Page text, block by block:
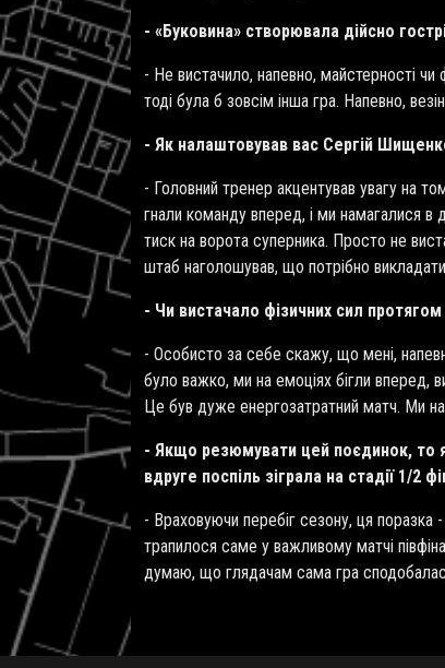
- «Буковина» створювала дійсно
- Не вистачило, напевно, майстерності
тоді була б зовсім інша гра. Напевно,
- Як налаштовував вас Сергій
- Головний тренер акцентував увагу на
гнали команду вперед, і ми намагалися
тиск на ворота суперника. Просто не
штаб наголошував, що потрібно
- Чи вистачало фізичних сил
- Особисто за себе скажу, що мені,
було важко, ми на емоціях бігли вперед,
Це був дуже енергозатратний матч. Ми
- Якщо резюмувати цей поєдинок, то
вдруге поспіль зіграла на стадії 1/2
- Враховуючи перебіг сезону, ця
трапилося саме у важливому матчі
думаю, що глядачам сама гра